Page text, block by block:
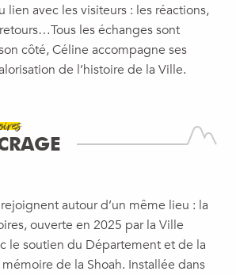
lien avec les visiteurs : les réactions,
les échanges sont
côté, Céline accompagne ses
de l’histoire de la Ville.
autour d’un même lieu : la
ouverte en 2025 par la Ville
le soutien du Département et de la
de la Shoah. Installée dans